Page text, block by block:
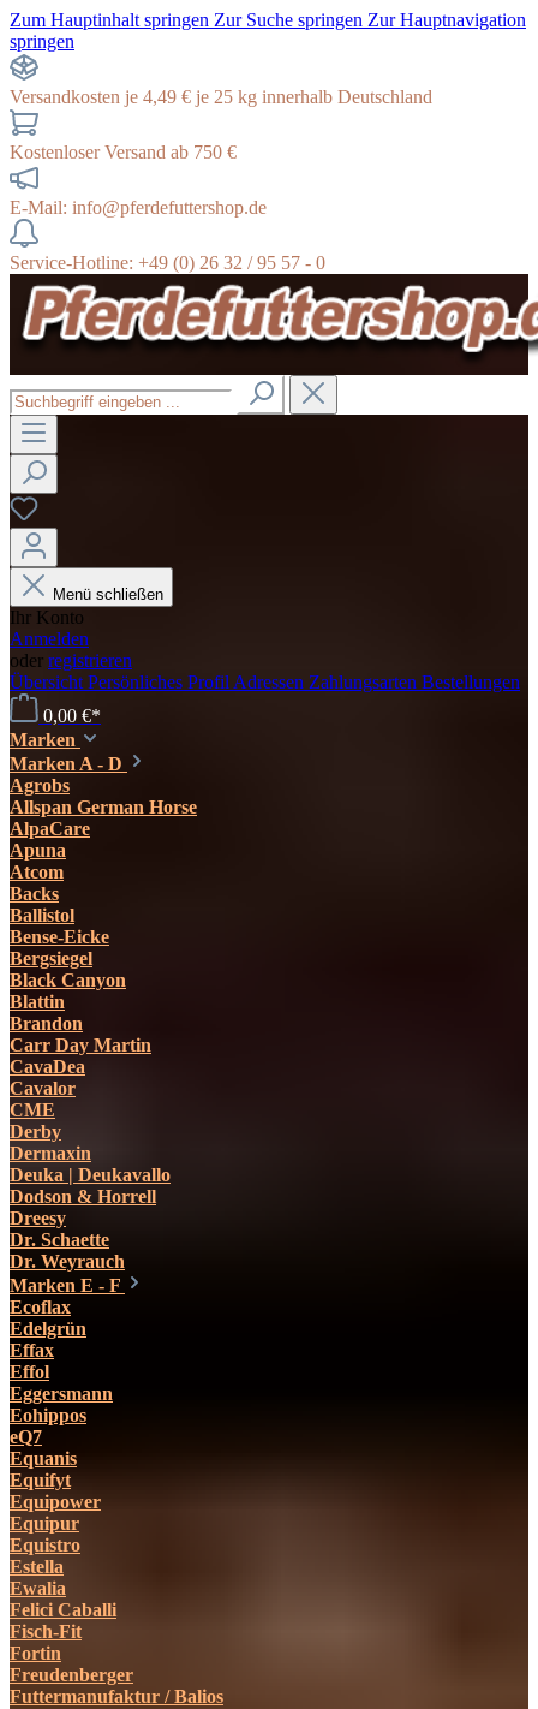
Zum Hauptinhalt springen Zur Suche springen Zur Hauptnavigation
springen
Versandkosten je 4,49 € je 25 kg innerhalb Deutschland
Kostenloser Versand ab 750 €
E-Mail: info@pferdefuttershop.de
Service-Hotline: +49 (0) 26 32 / 95 57 - 0
Menü schließen
Ihr Konto
Anmelden
oder registrieren
Übersicht Persönliches Profil Adressen Zahlungsarten Bestellungen
0,00 €*
Marken
Marken A - D
Agrobs
Allspan German Horse
AlpaCare
Apuna
Atcom
Backs
Ballistol
Bense-Eicke
Bergsiegel
Black Canyon
Blattin
Brandon
Carr Day Martin
CavaDea
Cavalor
CME
Derby
Dermaxin
Deuka | Deukavallo
Dodson & Horrell
Dreesy
Dr. Schaette
Dr. Weyrauch
Marken E - F
Ecoflax
Edelgrün
Effax
Effol
Eggersmann
Eohippos
eQ7
Equanis
Equifyt
Equipower
Equipur
Equistro
Estella
Ewalia
Felici Caballi
Fisch-Fit
Fortin
Freudenberger
Futtermanufaktur / Balios